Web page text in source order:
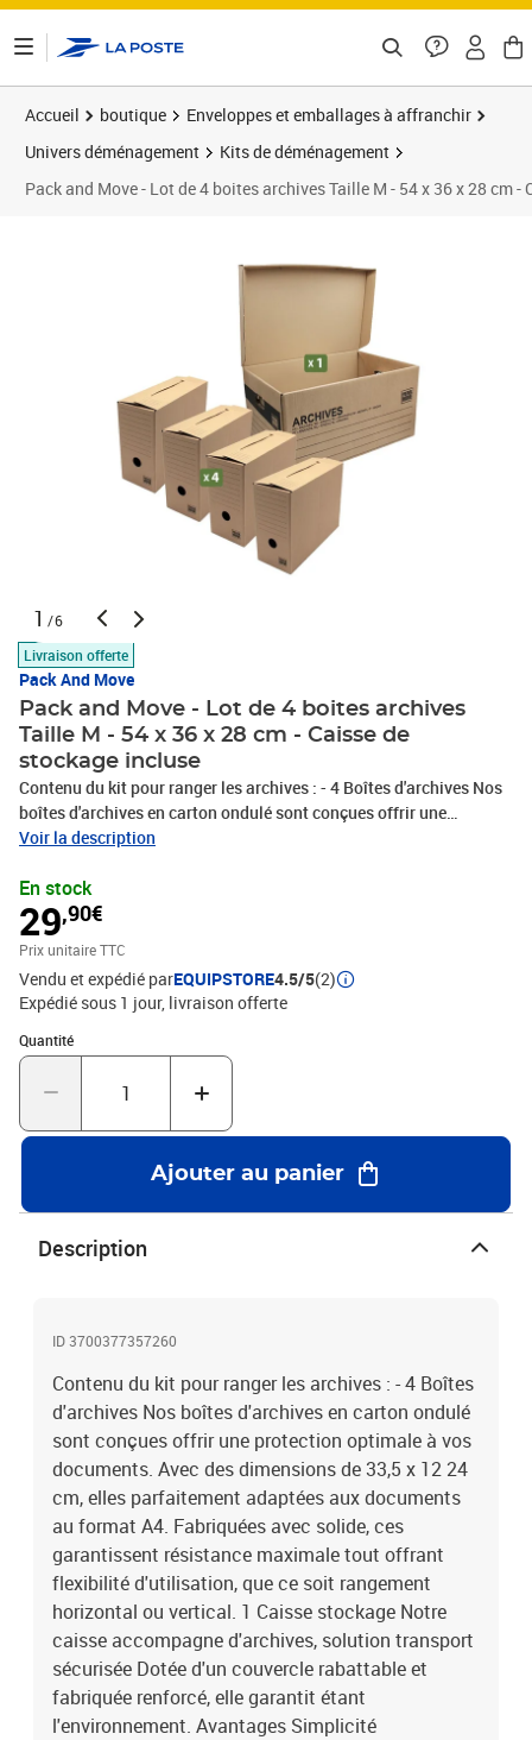
Accueil boutique
Enveloppes et emballages à affranchir
Univers déménagement
Kits de déménagement
Pack and Move - Lot de 4 boites archives Taille M - 54 x 36 x 28 cm -
1 /6
Livraison offerte
Pack And Move
Pack and Move - Lot de 4 boites archives
Taille M - 54 x 36 x 28 cm - Caisse de
stockage incluse
Contenu du kit pour ranger les archives : - 4 Boîtes d'archives Nos
boîtes d'archives en carton ondulé sont conçues offrir une
protection optimale à vos documents. Avec des dimensions de
format A4. Fabriquées avec solide, ces garantissent résistance
maximale tout offrant flexibilité d'utilisation, que ce soit
rangement horizontal ou vertical. 1 Caisse stockage Notre caisse
accompagne d'archives, solution transport sécurisée Dotée d'un
couvercle rabattable et fabriquée renforcé, elle garantit étant
l'environnement. Avantages Simplicité d'utilisation vous offre
complète l'organisation archives, éliminant ainsi le besoin
d'acheter séparément chaque composant. Faciles assembler
utiliser, la simplifient processus Protection Les assurent contre
circonstances. partir recyclé, nos notre contribuent préservation
planète solutions durables clients.
Voir la description
En stock
29,90€
Prix unitaire TTC
Vendu et expédié parEQUIPSTORE4.5/5(2)
Expédié sous 1 jour livraison offerte
Quantité
Quantité : 1
Ajouter au panier
Description
ID 3700377357260
Contenu du kit pour ranger les archives : - 4 Boîtes
d'archives Nos boîtes d'archives en carton ondulé
sont conçues offrir une protection optimale à vos
documents. Avec des dimensions de 33,5 x 12 24
cm, elles parfaitement adaptées aux documents
au format A4. Fabriquées avec solide, ces
garantissent résistance maximale tout offrant
flexibilité d'utilisation, que ce soit rangement
horizontal ou vertical. 1 Caisse stockage Notre
caisse accompagne d'archives, solution transport
sécurisée Dotée d'un couvercle rabattable et
fabriquée renforcé, elle garantit étant
l'environnement. Avantages Simplicité